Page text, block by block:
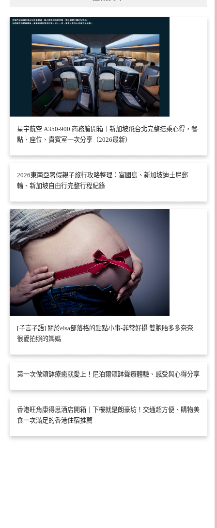
星宇航空 A350-900 商務艙開箱｜新加坡飛台北完整搭乘心得，餐
點、座位、貴賓室一次分享（2026最新）
2026東南亞暑假親子旅行攻略整理：富國島、新加坡迪士尼郵
輪、新加坡自由行完整行程紀錄
[子言子語] 關於elsa部落格的點點小事-菲常好攝 雙胞胎多多奈奈
很愛拍照的媽媽
第一次做頌缽療癒就愛上！尼泊爾頌缽聲療體驗、感受與心得分享
香港旺角康得思酒店開箱｜下樓就是朗豪坊！交通超方便、購物美
食一次滿足的香港住宿推薦